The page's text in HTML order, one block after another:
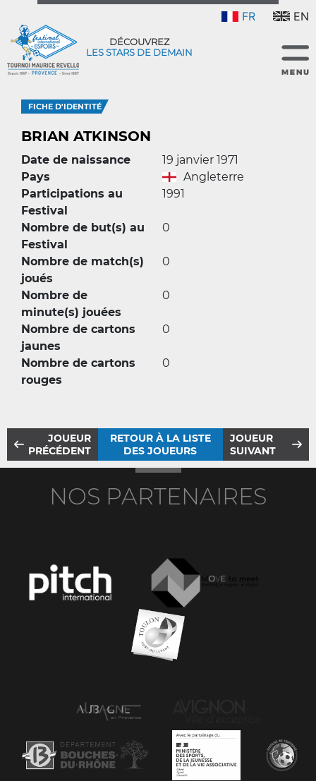
FR EN
DÉCOUVREZ
LES STARS DE DEMAIN
FICHE D'IDENTITÉ
BRIAN ATKINSON
Date de naissance
19 janvier 1971
Pays
Angleterre
Participations au
Festival
1991
Nombre de but(s) au
Festival
0
Nombre de match(s)
joués
0
Nombre de
minute(s) jouées
0
Nombre de cartons
jaunes
0
Nombre de cartons
rouges
0
JOUEUR
PRÉCÉDENT
RETOUR À LA LISTE
DES JOUEURS
JOUEUR
SUIVANT
NOS PARTENAIRES